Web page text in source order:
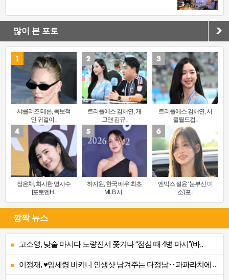
많이 본 포토
샤를리즈 테론, 독보적
인 귀걸이..
트리플에스 김채연, 개
그맨 김규..
트리플에스 김채연, 서
울월드컵..
정은채, 화사한 명사수
[포토엔H..
하지원, 한국 배우 최초
MLB 시..
엔믹스 설윤 ‘눈부신 미
소’[포..
깜짝 뉴스
고소영, 낮술 마시다 노량진서 쫓겨나 “점심 때 4병 마셔”(바..
이정재, ♥임세령 비키니 인생샷 남겨주는 다정남‥파파라치에 ..